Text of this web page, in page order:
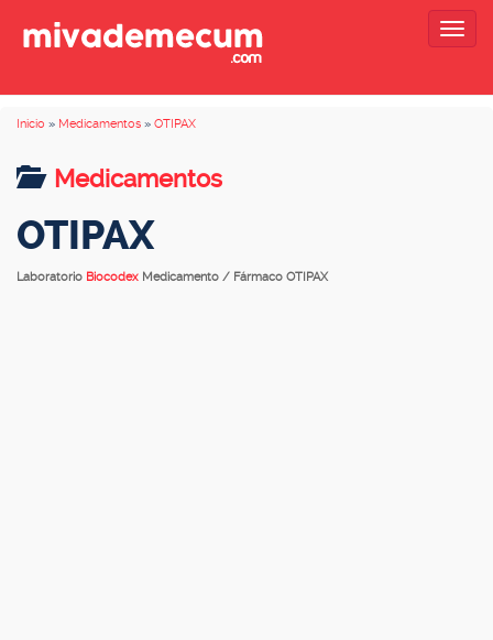
Inicio » Medicamentos » OTIPAX
Medicamentos
OTIPAX
Laboratorio Biocodex Medicamento / Fármaco OTIPAX